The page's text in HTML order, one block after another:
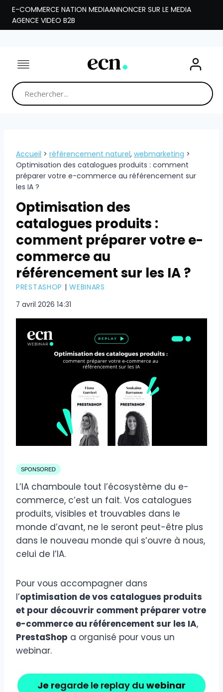
Aller
contenu
E-COMMERCE NATION MEDIAANNONCER SUR LE MEDIA
AGENCE VIDEO B2B
Accueil > référencement naturel, webmarketing >
Optimisation des catalogues produits : comment
préparer votre e-commerce au référencement sur
les IA ?
Optimisation des
catalogues produits :
comment préparer votre e-
commerce au
référencement sur les IA ?
PRESTASHOP |WEBINARS
7 avril 2026 14:31
SPONSORED
L’IA chamboule tout l’écosystème du e-
commerce, c’est un fait. Vos catalogues
produits, visibles et trouvables dans le
monde d’avant, ne le seront peut-être plus
dans le nouveau monde qui s’ouvre à nous,
celui de l’IA.
Pour vous accompagner dans
l’optimisation de vos catalogues produits
et pour découvrir comment préparer votre
e-commerce au référencement sur les IA,
PrestaShop a organisé pour vous un
webinar.
Je regarde le replay du webinar